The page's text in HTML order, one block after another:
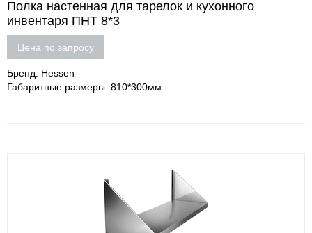
Полка настенная для тарелок и кухонного
инвентаря ПНТ 8*3
Цена по запросу
Бренд: Hessen
Габаритные размеры: 810*300мм